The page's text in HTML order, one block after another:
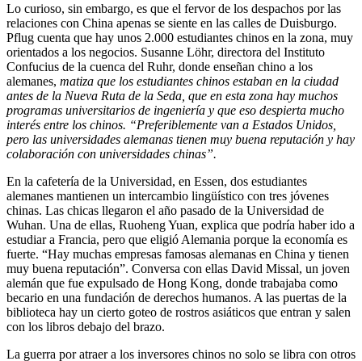
Lo curioso, sin embargo, es que el fervor de los despachos por las
relaciones con China apenas se siente en las calles de Duisburgo.
Pflug cuenta que hay unos 2.000 estudiantes chinos en la zona, muy
orientados a los negocios. Susanne Löhr, directora del Instituto
Confucius de la cuenca del Ruhr, donde enseñan chino a los
alemanes, matiza que los estudiantes chinos estaban en la ciudad
antes de la Nueva Ruta de la Seda, que en esta zona hay muchos
programas universitarios de ingeniería y que eso despierta mucho
interés entre los chinos. “Preferiblemente van a Estados Unidos,
pero las universidades alemanas tienen muy buena reputación y hay
colaboración con universidades chinas”.
En la cafetería de la Universidad, en Essen, dos estudiantes
alemanes mantienen un intercambio lingüístico con tres jóvenes
chinas. Las chicas llegaron el año pasado de la Universidad de
Wuhan. Una de ellas, Ruoheng Yuan, explica que podría haber ido a
estudiar a Francia, pero que eligió Alemania porque la economía es
fuerte. “Hay muchas empresas famosas alemanas en China y tienen
muy buena reputación”. Conversa con ellas David Missal, un joven
alemán que fue expulsado de Hong Kong, donde trabajaba como
becario en una fundación de derechos humanos. A las puertas de la
biblioteca hay un cierto goteo de rostros asiáticos que entran y salen
con los libros debajo del brazo.
La guerra por atraer a los inversores chinos no solo se libra con otros